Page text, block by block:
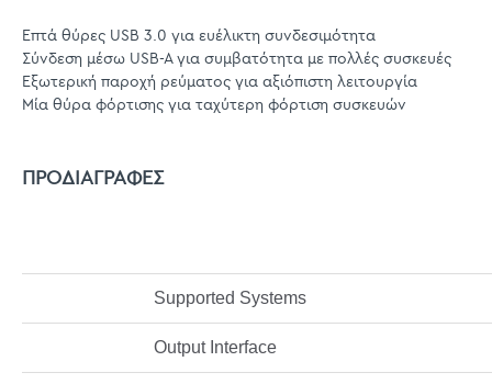
Επτά θύρες USB 3.0 για ευέλικτη συνδεσιμότητα
Σύνδεση μέσω USB-A για συμβατότητα με πολλές συσκευές
Εξωτερική παροχή ρεύματος για αξιόπιστη λειτουργία
Μία θύρα φόρτισης για ταχύτερη φόρτιση συσκευών
ΠΡΟΔΙΑΓΡΑΦΕΣ
Supported Systems
Output Interface